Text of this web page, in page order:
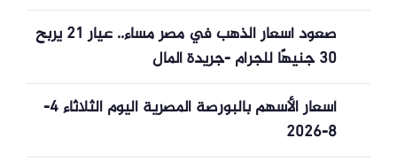
صعود أسعار الذهب في مصر مساء.. عيار 21 يربح
30 جنيهًا للجرام -جريدة المال
أسعار الأسهم بالبورصة المصرية اليوم الثلاثاء 4-
8-2026